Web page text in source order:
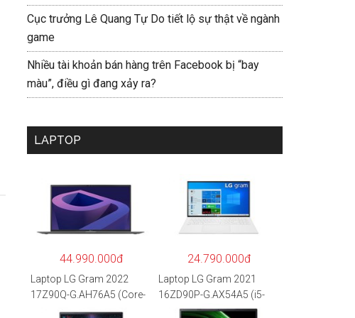
Cục trưởng Lê Quang Tự Do tiết lộ sự thật về ngành
game
Nhiều tài khoản bán hàng trên Facebook bị “bay
màu”, điều gì đang xảy ra?
LAPTOP
44.990.000đ
Laptop LG Gram 2022
17Z90Q-G.AH76A5 (Core-
24.790.000đ
Laptop LG Gram 2021
16ZD90P-G.AX54A5 (i5-
1135G7/8GB RAM/512GB